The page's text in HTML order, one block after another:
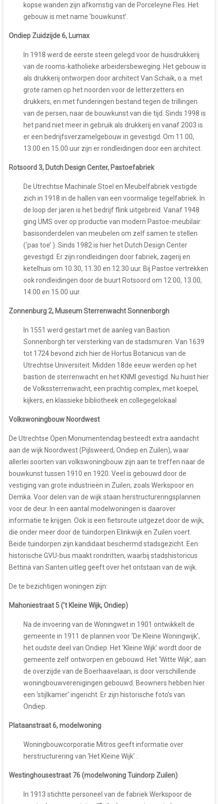
kopse wanden zijn afkomstig van de Porceleyne Fles. Het
gebouw is met name ‘bouwkunst’.
Ondiep Zuidzijde 6, Lumax
In 1918 werd de eerste steen gelegd voor de huisdrukkerij
van de rooms-katholieke arbeidersbeweging. Het gebouw is
als drukkerij ontworpen door architect Van Schaik, o.a. met
grote ramen op het noorden voor de letterzetters en
drukkers, en met funderingen bestand tegen de trillingen
van de persen, naar de bouwkunst van die tijd. Sinds 1998 is
het pand niet meer in gebruik als drukkerij en vanaf 2003 is
er een bedrijfsverzamelgebouw in gevestigd. Om 11.00,
13.00 en 15.00 uur zijn er rondleidingen door een architect.
Rotsoord 3, Dutch Design Center, Pastoefabriek
De Utrechtse Machinale Stoel en Meubelfabriek vestigde
zich in 1918 in de hallen van een voormalige tegelfabriek. In
de loop der jaren is het bedrijf flink uitgebreid. Vanaf 1948
ging UMS over op productie van modern Pastoe-meubilair:
basisonderdelen van meubelen om zelf samen te stellen
(‘pas toe’ ). Sinds 1982 is hier het Dutch Design Center
gevestigd. Er zijn rondleidingen door fabriek, zagerij en
ketelhuis om 10.30, 11.30 en 12.30 uur. Bij Pastoe vertrekken
ook rondleidingen door de buurt Rotsoord om 12.00, 13.00,
14.00 en 15.00 uur.
Zonnenburg 2, Museum Sterrenwacht Sonnenborgh
In 1551 werd gestart met de aanleg van Bastion
Sonnenborgh ter versterking van de stadsmuren. Van 1639
tot 1724 bevond zich hier de Hortus Botanicus van de
Utrechtse Universiteit. Midden 18de eeuw werden op het
bastion de sterrenwacht en het KNMI gevestigd. Nu huist hier
de Volkssterrenwacht, een prachtig complex, met koepel,
kijkers, en klassieke bibliotheek en collegegelokaal
Volkswoningbouw Noordwest
De Utrechtse Open Monumentendag besteedt extra aandacht
aan de wijk Noordwest (Pijlsweerd, Ondiep en Zuilen), waar
allerlei soorten van volkswoningbouw zijn aan te treffen naar de
bouwkunst tussen 1910 en 1920. Veel is gebouwd door de
vestiging van grote industrieën in Zuilen, zoals Werkspoor en
Demka. Voor delen van de wijk staan herstructureringsplannen
voor de deur. In een aantal modelwoningen is daarover
informatie te krijgen. Ook is een fietsroute uitgezet door de wijk,
die onder meer door de tuindorpen Elinkwijk en Zuilen voert.
Beide tuindorpen zijn kandidaat beschermd stadsgezicht. Een
historische GVU-bus maakt rondritten, waarbij stadshistoricus
Bettina van Santen uitleg geeft over het ontstaan van de wijk.
De te bezichtigen woningen zijn:
Mahoniestraat 5 (’t Kleine Wijk, Ondiep)
Na de invoering van de Woningwet in 1901 ontwikkelt de
gemeente in 1911 de plannen voor ‘De Kleine Woningwijk’,
het oudste deel van Ondiep. Het ‘Kleine Wijk’ wordt door de
gemeente zelf ontworpen en gebouwd. Het ‘Witte Wijk’, aan
de overzijde van de Boerhaavelaan, is door verschillende
woningbouwverenigingen gebouwd. Beowners hebben hier
een ‘stijlkamer’ ingericht. Er zijn historische foto’s van
Ondiep.
Plataanstraat 6, modelwoning
Woningbouwcorporatie Mitros geeft informatie over
herstructurering van ‘Het Kleine Wijk’ .
Westinghousestraat 76 (modelwoning Tuindorp Zuilen)
In 1913 stichtte personeel van de fabriek Werkspoor de